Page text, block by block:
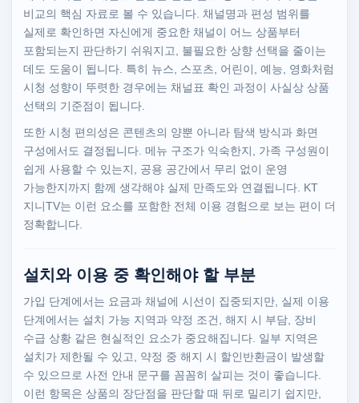
비교의 핵심 자료로 볼 수 있습니다. 채널명과 편성 범위를
실제로 확인하면 자신에게 중요한 채널이 어느 상품부터
포함되는지 판단하기 쉬워지고, 불필요한 상향 선택을 줄이는
데도 도움이 됩니다. 특히 뉴스, 스포츠, 어린이, 예능, 영화처럼
시청 성향이 뚜렷한 경우에는 채널표 확인 과정이 사실상 상품
선택의 기준점이 됩니다.
또한 시청 편의성은 콘텐츠의 양뿐 아니라 탐색 방식과 화면
구성에서도 결정됩니다. 메뉴 구조가 익숙한지, 가족 구성원이
쉽게 사용할 수 있는지, 공용 공간에서 무리 없이 운영
가능한지까지 함께 생각해야 실제 만족도와 연결됩니다. KT
지니TV는 이런 요소를 포함한 전체 이용 경험으로 보는 편이 더
정확합니다.
설치와 이용 중 확인해야 할 부분
가입 단계에서는 요금과 채널에 시선이 집중되지만, 실제 이용
단계에서는 설치 가능 지역과 약정 조건, 해지 시 부담, 장비
수급 상황 같은 현실적인 요소가 중요해집니다. 일부 지역은
설치가 제한될 수 있고, 약정 중 해지 시 할인반환금이 발생할
수 있으므로 사전 안내 문구를 꼼꼼히 살피는 것이 좋습니다.
이런 항목은 상품의 장단점을 판단할 때 뒤로 밀리기 쉽지만,